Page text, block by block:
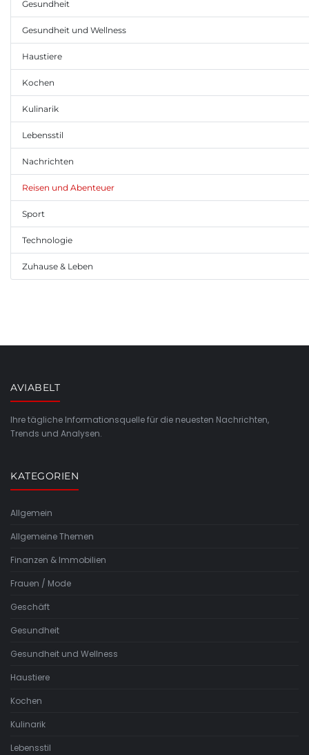
Gesundheit
Gesundheit und Wellness
Haustiere
Kochen
Kulinarik
Lebensstil
Nachrichten
Reisen und Abenteuer
Sport
Technologie
Zuhause & Leben
AVIABELT
Ihre tägliche Informationsquelle für die neuesten Nachrichten,
Trends und Analysen.
KATEGORIEN
Allgemein
Allgemeine Themen
Finanzen & Immobilien
Frauen / Mode
Geschäft
Gesundheit
Gesundheit und Wellness
Haustiere
Kochen
Kulinarik
Lebensstil